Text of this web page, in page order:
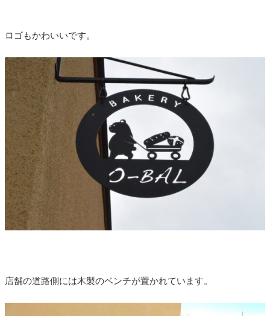
ロゴもかわいいです。
店舗の道路側には木製のベンチが置かれています。